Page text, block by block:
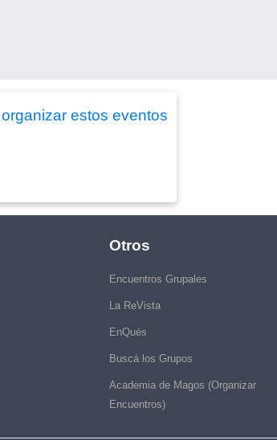
estos eventos
Otros
Encuentros Grupales
La ReVista
EnQués
Buscá los Grupos
Academia de Magos (Organizar
Encuentros)